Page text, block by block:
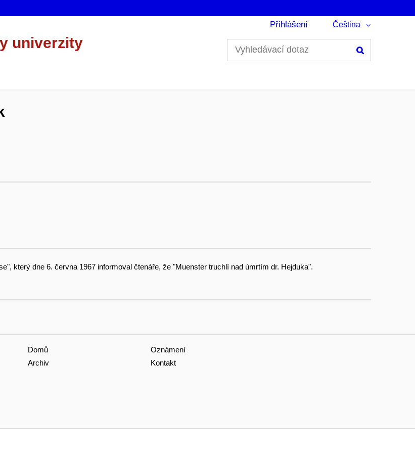
univerzity
Přihlášení Čeština
který dne 6. června 1967 informoval čtenáře, že "Muenster truchlí nad úmrtím dr. Hejduka".
Domů
Archiv
Oznámení
Kontakt